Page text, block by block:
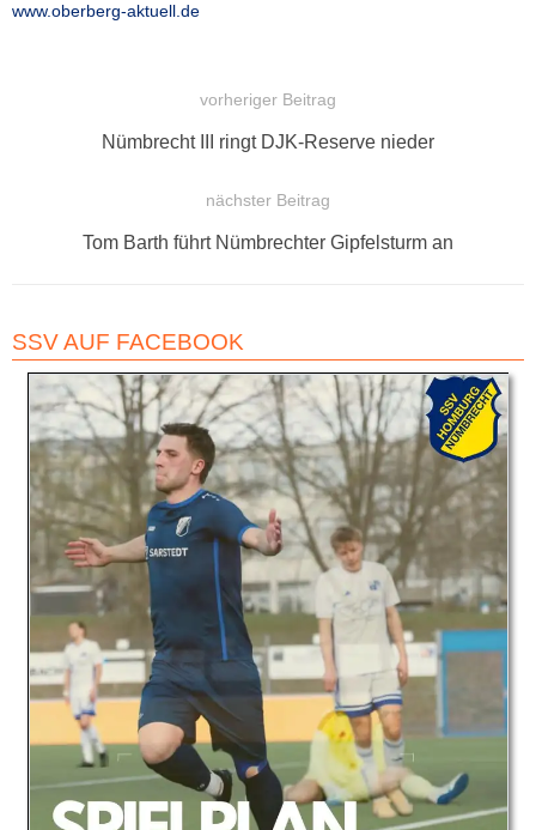
www.oberberg-aktuell.de
vorheriger Beitrag
Vorheriger
Nümbrecht III ringt DJK-Reserve nieder
nächster Beitrag
Nächster
Tom Barth führt Nümbrechter Gipfelsturm an
SSV AUF FACEBOOK